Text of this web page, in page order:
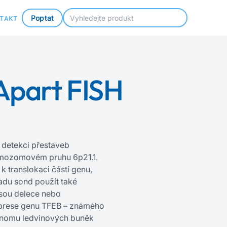
Poptat
FISH
detekci přestaveb
pruhu 6p21.1.
translokaci částí genu,
sond použít také
delece nebo
genu TFEB – známého
ledvinových buněk